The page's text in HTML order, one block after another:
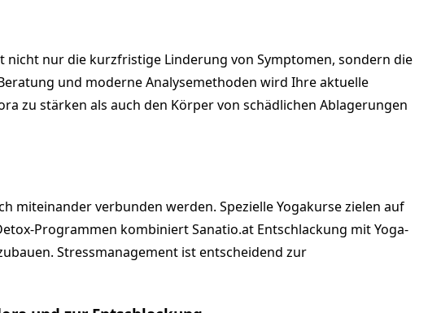
nicht nur die kurzfristige Linderung von Symptomen, sondern die
und moderne Analysemethoden wird Ihre aktuelle
zu stärken als auch den Körper von schädlichen Ablagerungen
miteinander verbunden werden. Spezielle Yogakurse zielen auf
Programmen kombiniert Sanatio.at Entschlackung mit Yoga-
Stressmanagement ist entscheidend zur